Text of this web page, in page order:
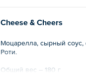
Общий вес – 160 г
Cheese & Cheers
Моцарелла, сырный
Роти.
Общий вес – 180 г